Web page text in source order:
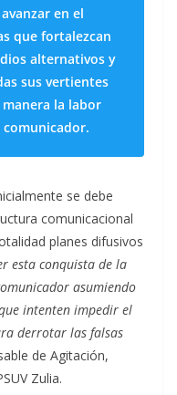
en el
que fortalezcan
alternativos y
sus vertientes
la labor
se debe
comunicacional
planes difusivos
esta conquista de la
asumiendo
intenten impedir el
derrotar las falsas
de Agitación,
Zulia.